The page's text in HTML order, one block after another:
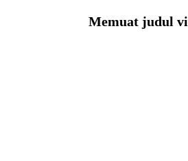
Memuat judul